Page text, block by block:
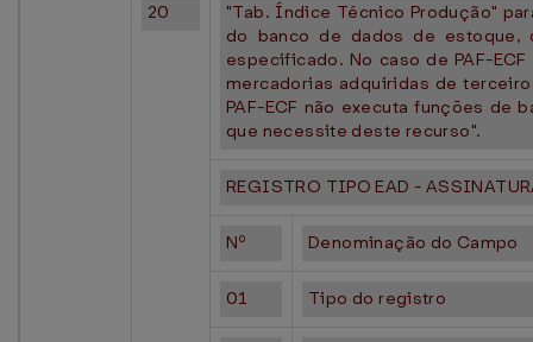
20
"Tab. Índice Técnico Produção"
do banco de dados de estoque,
especificado. No caso de PAF-
mercadorias adquiridas de
PAF-ECF não executa funções
que necessite deste recurso".
REGISTRO TIPO EAD -
Nº Denominação do Campo
01 Tipo do registro